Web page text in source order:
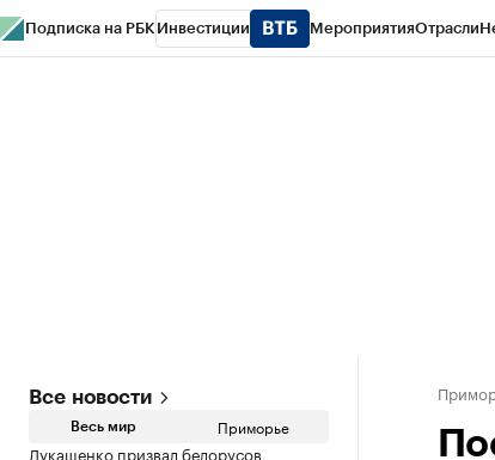
Подписка на РБК Инвестиции МероприятияОтрасли
Все новости
Весь мир Приморье
Лукашенко призвал белорусов